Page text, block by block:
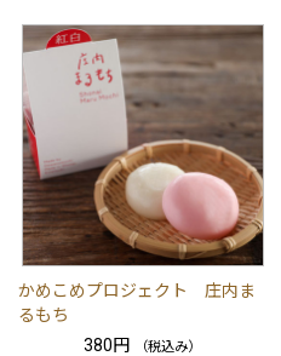
かめこめプロジェクト 庄内ま
るもち
380円
（税込み）